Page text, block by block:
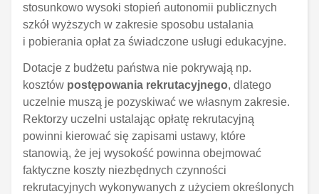
stosunkowo wysoki stopień autonomii publicznych
szkół wyższych w zakresie sposobu ustalania
i pobierania opłat za świadczone usługi edukacyjne.
Dotacje z budżetu państwa nie pokrywają np.
kosztów postępowania rekrutacyjnego, dlatego
uczelnie muszą je pozyskiwać we własnym zakresie.
Rektorzy uczelni ustalając opłatę rekrutacyjną
powinni kierować się zapisami ustawy, które
stanowią, że jej wysokość powinna obejmować
faktyczne koszty niezbędnych czynności
rekrutacyjnych wykonywanych z użyciem określonych